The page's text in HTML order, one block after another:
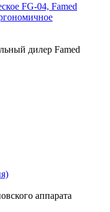
FG-04, Famed
дилер Famed
аппарата